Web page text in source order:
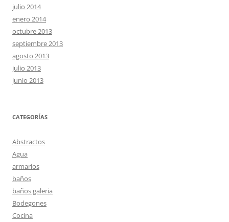
julio 2014
enero 2014
octubre 2013
septiembre 2013
agosto 2013
julio 2013
junio 2013
CATEGORÍAS
Abstractos
Agua
armarios
baños
baños galeria
Bodegones
Cocina